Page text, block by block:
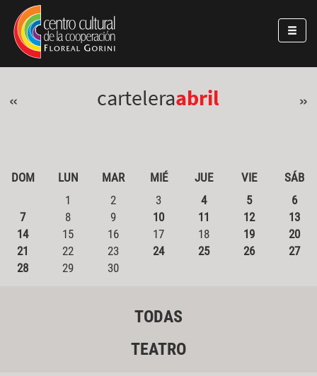
Pasar al contenido principal
Jump to main content
« carteleraabril »
DOM LUN MAR MIÉ JUE VIE
SÁB
1
2 3 4 5
6
7
8 9 10 11 12
13
14
15 16 17 18 19
20
21
22 23 24 25 26
27
28
29 30
TODAS
TEATRO